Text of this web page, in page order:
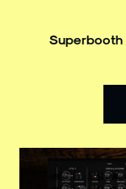
Superbooth